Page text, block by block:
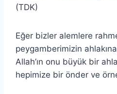
(TDK)
Eğer bizler alemlere
peygamberimizin
Allah’ın onu büyük bir
hepimize bir önder ve